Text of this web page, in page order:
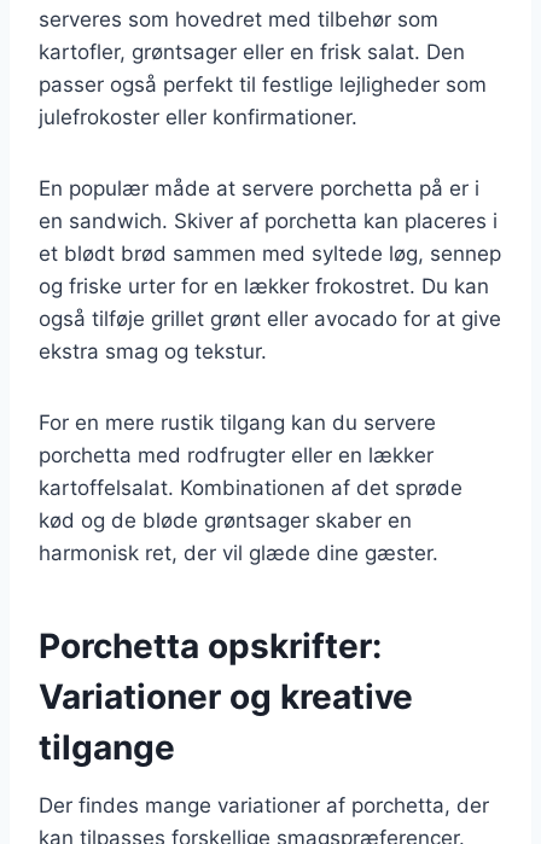
serveres som hovedret med tilbehør som
kartofler, grøntsager eller en frisk salat. Den
passer også perfekt til festlige lejligheder som
julefrokoster eller konfirmationer.
En populær måde at servere porchetta på er i
en sandwich. Skiver af porchetta kan placeres i
et blødt brød sammen med syltede løg, sennep
og friske urter for en lækker frokostret. Du kan
også tilføje grillet grønt eller avocado for at give
ekstra smag og tekstur.
For en mere rustik tilgang kan du servere
porchetta med rodfrugter eller en lækker
kartoffelsalat. Kombinationen af det sprøde
kød og de bløde grøntsager skaber en
harmonisk ret, der vil glæde dine gæster.
Porchetta opskrifter:
Variationer og kreative
tilgange
Der findes mange variationer af porchetta, der
kan tilpasses forskellige smagspræferencer.